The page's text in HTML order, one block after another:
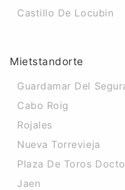
Castillo De Locubin
Mietstandorte
Guardamar Del
Cabo Roig
Rojales
Nueva Torrevieja
Plaza De Toros
Jaen